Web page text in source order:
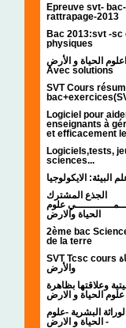
Epreuve svt-
rattrapage-2013
Bac 2013:svt -sc
physiques
اعلوم الحياة و الأرض Bac Svt et Pc
Avec solutions
SVT Cours
Logiciel pour
enseignants à
et efficacement
Logiciels,tests,
sciences...
البيئة: الايكولوجيا
الجذع المشترك
علوم
الحياة والارض
2ème bac
de la terre
SVT Tcsc cours علوم الحياة
والأرض
وعلاقتها بظاهرة
البشرية -علوم
الحياة و الارض -